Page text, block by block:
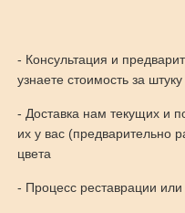
- Консультация и
узнаете стоимость за
- Доставка нам текущих и
их у вас (предварительно
цвета
- Процесс реставрации или